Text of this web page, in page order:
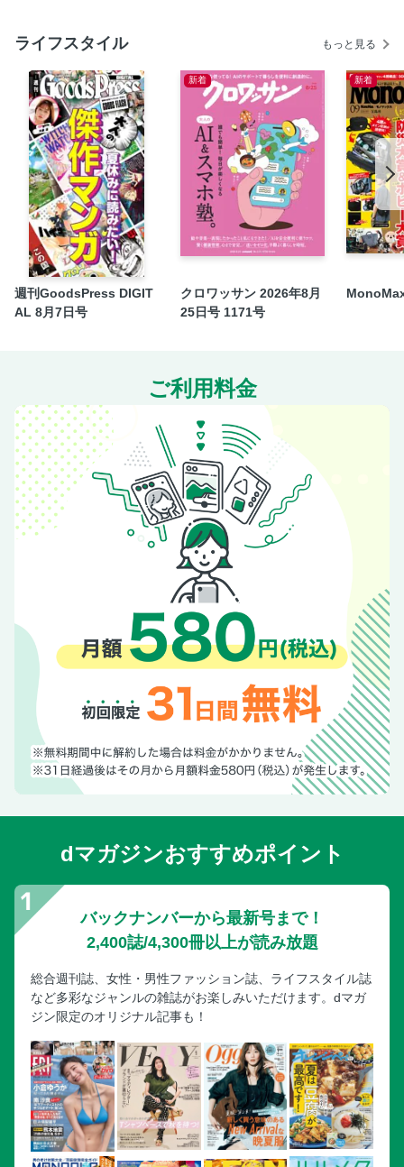
土屋鞄のライス バックパック
【コラム】高円寺でヴィンテージ巡り
ムーンスターのALWEATHER RF、SX 78C01
10アイヴァンのno.5
リングヂャケット マイスターのジャケット モデル 254
バトナーのシグネチャークルーネック
鎌倉シャツのデニムの作務衣
久米繊維の北斎プロジェクトTシャツ
フィルメランジェのニュージーランドメリノウール天竺／メ
リのメリ M104 浪裏
所作のネオンCP3.5／ハルタのハルタ ビット
金子眼鏡のKCP-13／トンボ洋傘前原光榮商店のシャドウ- 折
イーストファーイーストのモデル001（2025）生成り
トゥーアンドフローのオーガナイザーエアー
ジュガードフォーティーンのコ—ヴ、ホライゾン／ユクリの
クリスピー
【コラム】神保町の古雑誌店 ／ マグニフ
暮らし
鍋谷海斗のロックグラス「天啓」内青墨
柳宗理のミルクパン 16cm
野田琺瑯のランブルポット
石川金網のORIAMI
江戸木箸のらーめん箸 鉄木（ 23.5cm） 黒 / 茶／笠原スプリ
ング製作所のツリーピックス
中川政七商店の江戸切子の爪磨き／平山昌尚（HIMAA）のポ
テトゲーム
ビームス ジャパンの信楽焼たぬき
【コラム】ビームス ジャパンって？
佐瀬工業所のガラスペン／伊藤バインダリーのドローイング
more treesのつみき
関の刃物の日本刀はさみ／きくおかの打宝音
さるやの隈取／高桑製作所のくみ 絹
原田の耳かきの原田の耳かき 両頭／木屋のKIYA 爪切 黒 大 /
イイスタンダードのシャンプー、イイスタンダードのトリー
トメント キューティクルニュートリション
cerapottaのセラミックコーヒーフィルター
篠原まるよし風鈴の江戸風鈴
浅草アートブラシのかんたん毛玉取りブラシ「匠」
【コラム】商店街へ行ってみよう
カキモリのインクペンとペンレスト
うぶけやの積層鋼三徳包丁／100 percentのプチペット
ライフスタイル もっと見る
週刊GoodsPress DIGIT
AL 8月7日号
新着
クロワッサン 2026年8月
25日号 1171号
新着
ご利用料金
dマガジンおすすめポイント
バックナンバーから最新号まで！
2,400誌/4,300冊以上が読み放題
総合週刊誌、女性・男性ファッション誌、ライフスタイル誌
など多彩なジャンルの雑誌がお楽しみいただけます。dマガ
ジン限定のオリジナル記事も！